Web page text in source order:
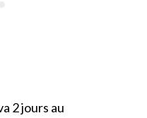
2 jours au